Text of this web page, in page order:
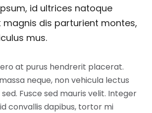
id ultrices natoque
magnis dis parturient montes,
mus.
at purus hendrerit placerat.
neque, non vehicula lectus
Fusce sed mauris velit. Integer
convallis dapibus, tortor mi